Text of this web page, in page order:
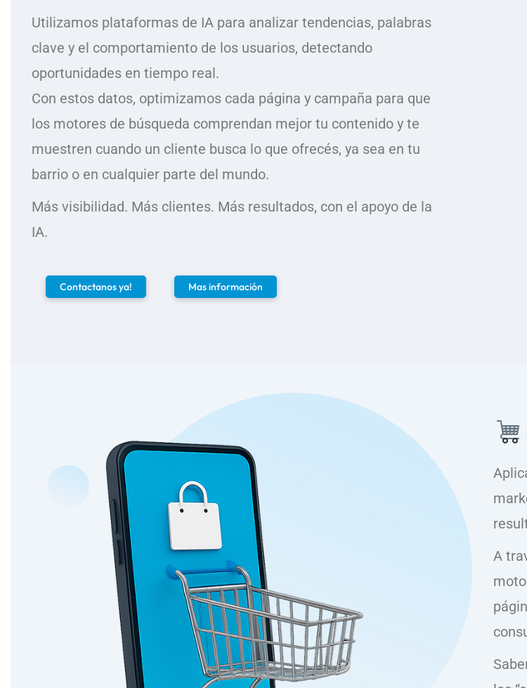
Utilizamos plataformas de IA para analizar tendencias, palabras
clave y el comportamiento de los usuarios, detectando
oportunidades en tiempo real.
Con estos datos, optimizamos cada página y campaña para que
los motores de búsqueda comprendan mejor tu contenido y te
muestren cuando un cliente busca lo que ofrecés, ya sea en tu
barrio o en cualquier parte del mundo.
Más visibilidad. Más clientes. Más resultados, con el apoyo de la
IA.
Contactanos ya! Mas información
A